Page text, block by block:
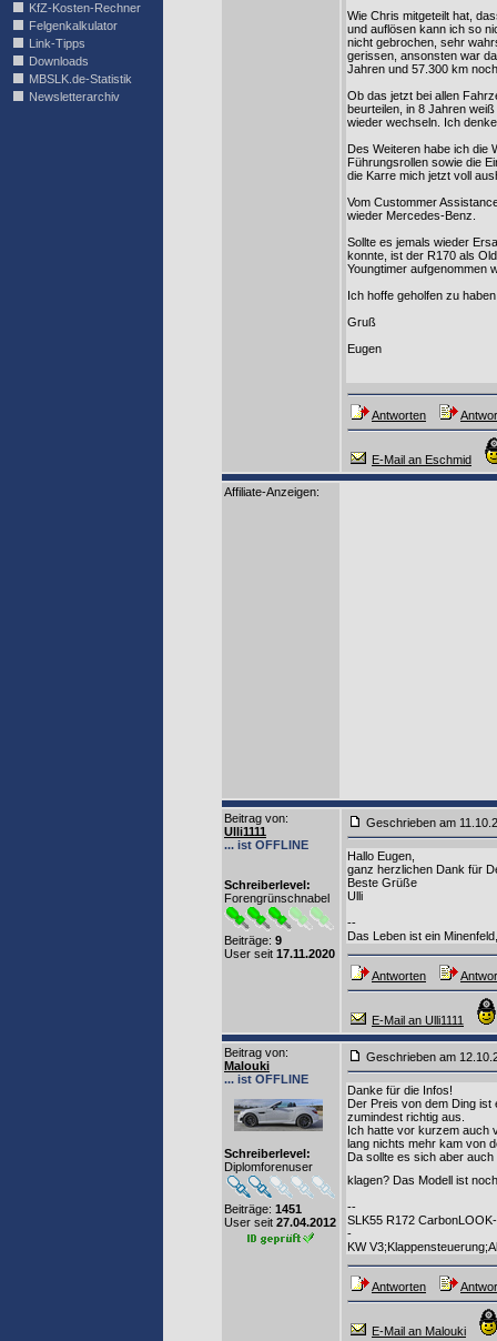
KfZ-Kosten-Rechner
Felgenkalkulator
Link-Tipps
Downloads
MBSLK.de-Statistik
Newsletterarchiv
Wie Chris mitgeteilt hat,
und auflösen kann ich so
nicht gebrochen, sehr
gerissen, ansonsten war
Jahren und 57.300 km
Ob das jetzt bei allen
beurteilen, in 8 Jahren
wieder wechseln. Ich
Des Weiteren habe ich die
Führungsrollen sowie die
die Karre mich jetzt voll
Vom Custommer
wieder Mercedes-Benz.
Sollte es jemals wieder
konnte, ist der R170 als
Youngtimer aufgenommen
Ich hoffe geholfen zu
Gruß
Eugen
Antworten
E-Mail an Eschmid
Affiliate-Anzeigen:
Beitrag von:
Ulli1111
... ist OFFLINE
Schreiberlevel:
Forengrünschnabel
Beiträge: 9
User seit 17.11.2020
Geschrieben am
Hallo Eugen,
ganz herzlichen Dank für
Beste Grüße
Ulli
--
Das Leben ist ein
Antworten
E-Mail an Ulli1111
Beitrag von:
Malouki
... ist OFFLINE
Schreiberlevel:
Diplomforenuser
Beiträge: 1451
User seit 27.04.2012
Geschrieben am
Danke für die Infos!
Der Preis von dem Ding
zumindest richtig aus.
Ich hatte vor kurzem auch
lang nichts mehr kam von
Da sollte es sich aber
klagen? Das Modell ist
--
SLK55 R172
-
KW
Antworten
E-Mail an Malouki